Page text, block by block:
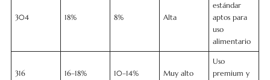
304 18% 8% Alta
estándar
aptos para
uso
alimentario
316 16–18% 10–14% Muy alto
Uso
premium y